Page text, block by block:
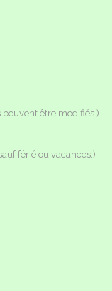
être modifiés.)
férié ou vacances.)